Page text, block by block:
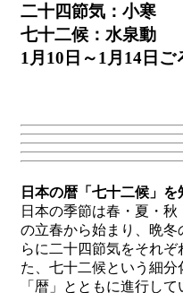
二十四節気：小寒
七十二候：水泉動
1月10日～1月14日ご
日本の暦「七十二候」を
日本の季節は春・夏・
の立春から始まり、晩冬
らに二十四節気をそれ
た、七十二候という細
「暦」とともに進行し